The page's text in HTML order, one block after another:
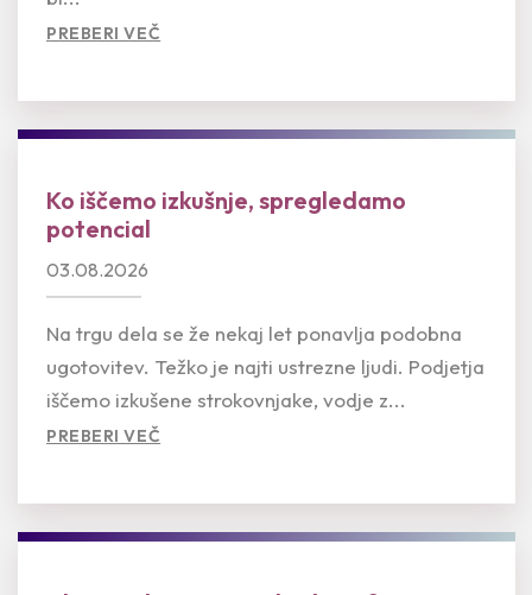
PREBERI VEČ
Ko iščemo izkušnje, spregledamo
potencial
03.08.2026
Na trgu dela se že nekaj let ponavlja podobna
ugotovitev. Težko je najti ustrezne ljudi. Podjetja
iščemo izkušene strokovnjake, vodje z...
PREBERI VEČ